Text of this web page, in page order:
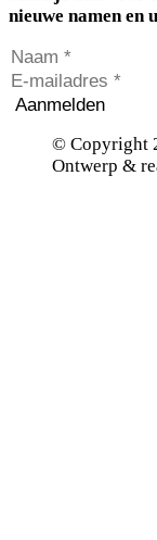
nieuwe namen en
Aanmelden
© Copyright
Ontwerp &